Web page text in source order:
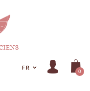
0
FR